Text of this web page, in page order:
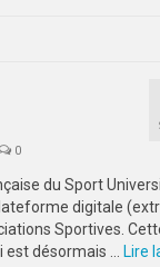
0
du Sport
digitale
Sportives.
désormais …
Lire